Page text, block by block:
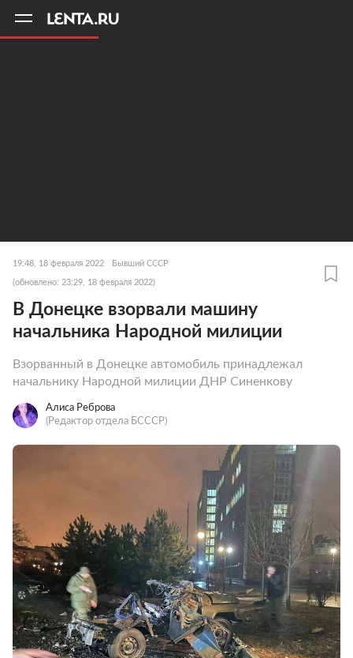
19:48, 18 февраля 2022 Бывший СССР
(обновлено: 23:29, 18 февраля 2022)
В Донецке взорвали машину
начальника Народной милиции
Взорванный в Донецке автомобиль принадлежал
начальнику Народной милиции ДНР Синенкову
Алиса Реброва
(Редактор отдела БСССР)